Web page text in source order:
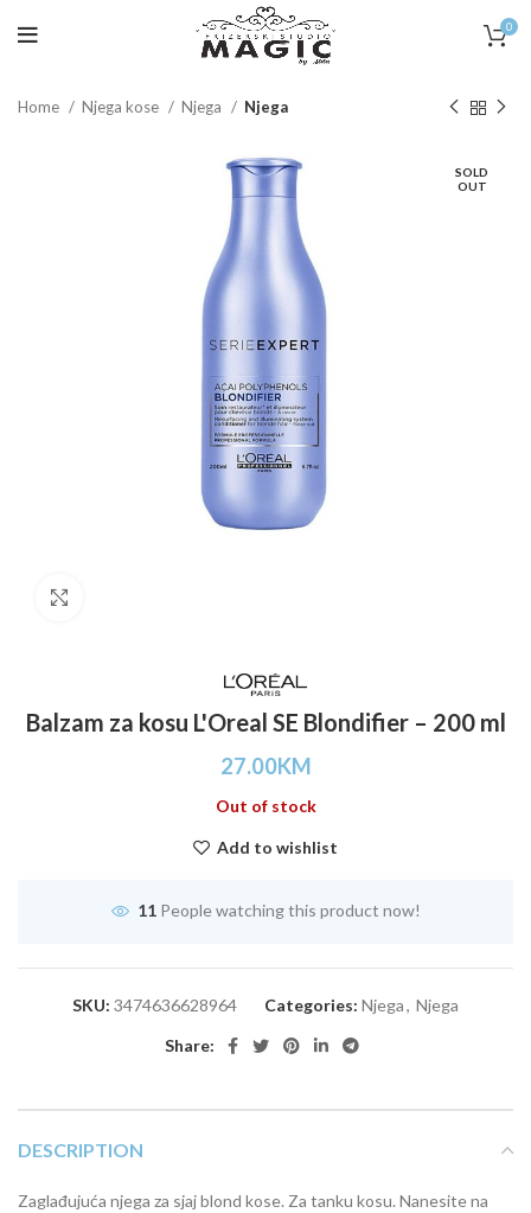
0
Home Njega kose Njega Njega
SOLD
OUT
Balzam za kosu L'Oreal SE Blondifier – 200 ml
27.00KM
Out of stock
Add to wishlist
11 People watching this product now!
SKU: 3474636628964 Categories: Njega, Njega
Share:
DESCRIPTION
Zaglađujuća njega za sjaj blond kose. Za tanku kosu. Nanesite na